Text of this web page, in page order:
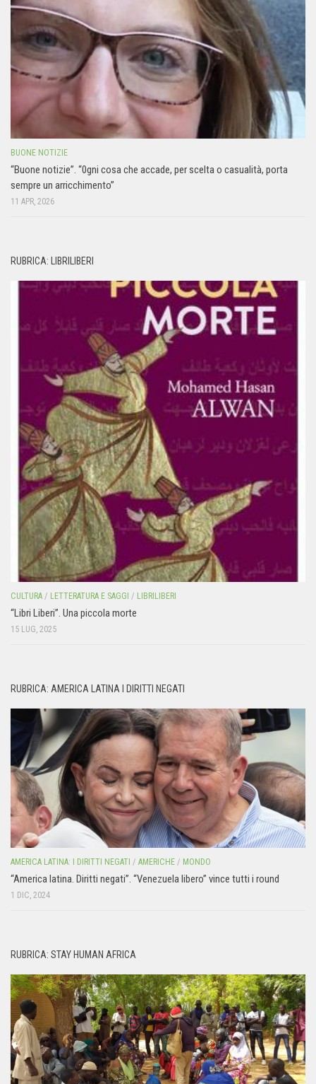
BUONE NOTIZIE
“Buone notizie”. “0gni cosa che accade, per scelta o casualità, porta
sempre un arricchimento”
11 APR, 2026
RUBRICA: LIBRILIBERI
CULTURA / LETTERATURA E SAGGI / LIBRILIBERI
“Libri Liberi”. Una piccola morte
15 LUG, 2025
RUBRICA: AMERICA LATINA I DIRITTI NEGATI
AMERICA LATINA: I DIRITTI NEGATI / AMERICHE / MONDO
“America latina. Diritti negati”. “Venezuela libero” vince tutti i round
1 DIC, 2024
RUBRICA: STAY HUMAN AFRICA